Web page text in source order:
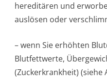
hereditären und
auslösen oder
– wenn Sie erhöhten
Blutfettwerte,
(Zuckerkrankheit) (siehe